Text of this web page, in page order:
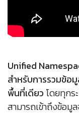
Unified
สำหรับการรวมข้อ
พื้นที่เดียว โดยทุก
สามารถเข้าถึงข้อมู